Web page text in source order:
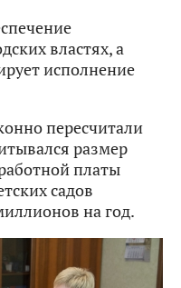
властях, а
исполнение
пересчитали
размер
платы
садов
на год.